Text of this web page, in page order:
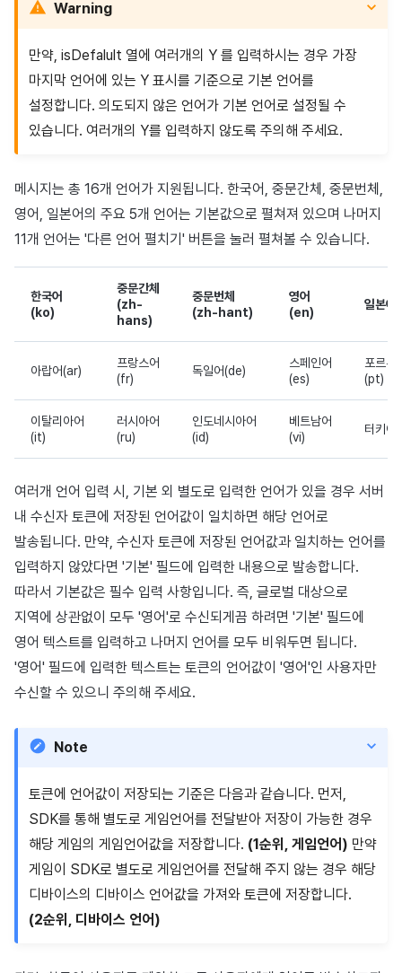
Warning
만약, isDefalult 열에 여러개의 Y 를 입력하시는 경우 가장
마지막 언어에 있는 Y 표시를 기준으로 기본 언어를
설정합니다. 의도되지 않은 언어가 기본 언어로 설정될 수
있습니다. 여러개의 Y를 입력하지 않도록 주의해 주세요.
메시지는 총 16개 언어가 지원됩니다. 한국어, 중문간체, 중문번체,
영어, 일본어의 주요 5개 언어는 기본값으로 펼쳐져 있으며 나머지
11개 언어는 '다른 언어 펼치기' 버튼을 눌러 펼쳐볼 수 있습니다.
한국어
(ko)
중문간체
(zh-
hans)
중문번체
(zh-hant)
영어
(en)
일본
아랍어(ar)
프랑스어
(fr)
독일어(de)
스페인어
(es)
포르투
(pt)
이탈리아어
(it)
러시아어
(ru)
인도네시아어
(id)
베트남어
(vi)
터키어
여러개 언어 입력 시, 기본 외 별도로 입력한 언어가 있을 경우 서버
내 수신자 토큰에 저장된 언어값이 일치하면 해당 언어로
발송됩니다. 만약, 수신자 토큰에 저장된 언어값과 일치하는 언어를
입력하지 않았다면 '기본' 필드에 입력한 내용으로 발송합니다.
따라서 기본값은 필수 입력 사항입니다. 즉, 글로벌 대상으로
지역에 상관없이 모두 '영어'로 수신되게끔 하려면 '기본' 필드에
영어 텍스트를 입력하고 나머지 언어를 모두 비워두면 됩니다.
'영어' 필드에 입력한 텍스트는 토큰의 언어값이 '영어'인 사용자만
수신할 수 있으니 주의해 주세요.
Note
토큰에 언어값이 저장되는 기준은 다음과 같습니다. 먼저,
SDK를 통해 별도로 게임언어를 전달받아 저장이 가능한 경우
해당 게임의 게임언어값을 저장합니다. (1순위, 게임언어) 만약
게임이 SDK로 별도로 게임언어를 전달해 주지 않는 경우 해당
디바이스의 디바이스 언어값을 가져와 토큰에 저장합니다.
(2순위, 디바이스 언어)